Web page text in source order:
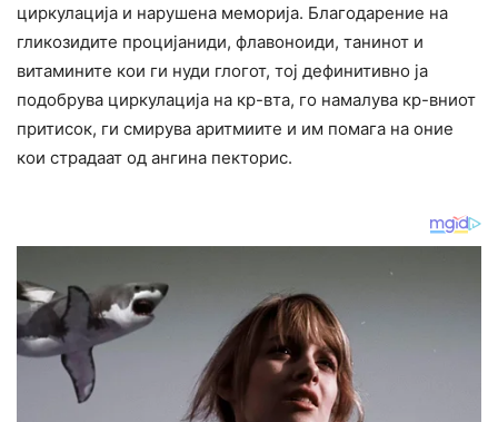
циркулација и нарушена меморија. Благодарение на
гликозидите процијаниди, флавоноиди, танинот и
витамините кои ги нуди глогот, тој дефинитивно ја
подобрува циркулација на кр-вта, го намалува кр-вниот
притисок, ги смирува аритмиите и им помага на оние
кои страдаат од ангина пекторис.